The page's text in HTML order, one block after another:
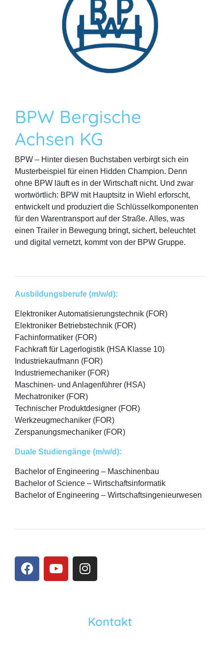
BPW Bergische
Achsen KG
BPW – Hinter diesen Buchstaben verbirgt sich ein
Musterbeispiel für einen Hidden Champion. Denn
ohne BPW läuft es in der Wirtschaft nicht. Und zwar
wortwörtlich: BPW mit Hauptsitz in Wiehl erforscht,
entwickelt und produziert die Schlüsselkomponenten
für den Warentransport auf der Straße. Alles, was
einen Trailer in Bewegung bringt, sichert, beleuchtet
und digital vernetzt, kommt von der BPW Gruppe.
Ausbildungsberufe (m/w/d):
Elektroniker Automatisierungstechnik (FOR)
Elektroniker Betriebstechnik (FOR)
Fachinformatiker (FOR)
Fachkraft für Lagerlogistik (HSA Klasse 10)
Industriekaufmann (FOR)
Industriemechaniker (FOR)
Maschinen- und Anlagenführer (HSA)
Mechatroniker (FOR)
Technischer Produktdesigner (FOR)
Werkzeugmechaniker (FOR)
Zerspanungsmechaniker (FOR)
Duale Studiengänge (m/w/d):
Bachelor of Engineering – Maschinenbau
Bachelor of Science – Wirtschaftsinformatik
Bachelor of Engineering – Wirtschaftsingenieurwesen
Kontakt